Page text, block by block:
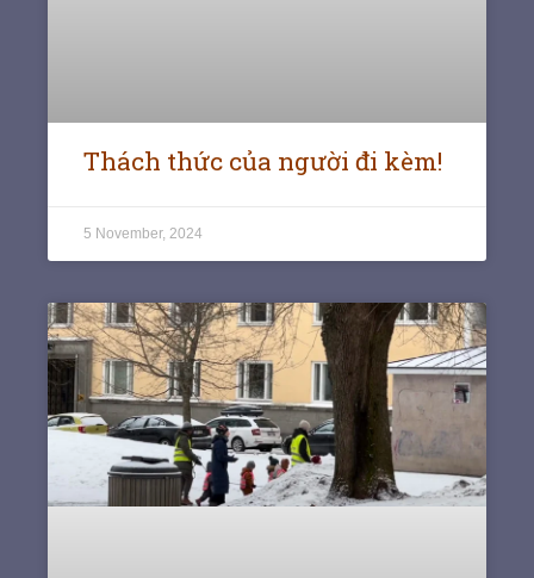
Thách thức của người đi kèm!
5 November, 2024